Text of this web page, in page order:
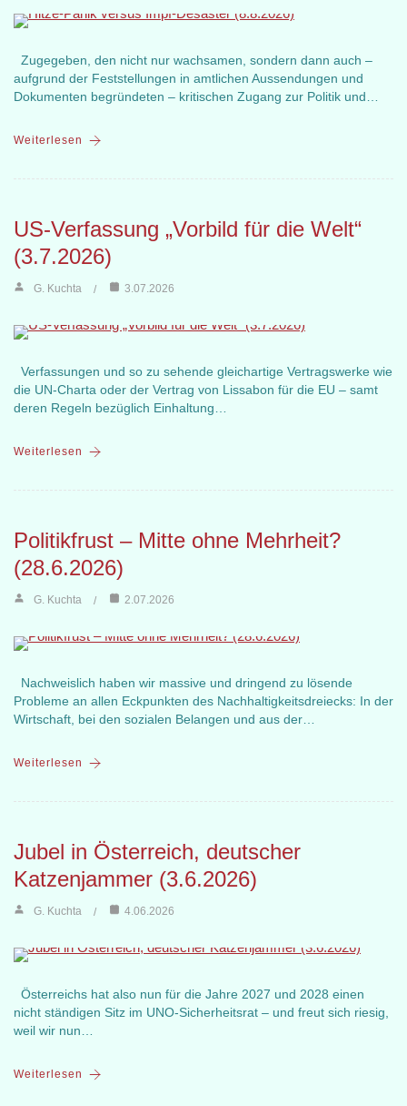
Zugegeben, den nicht nur wachsamen, sondern dann auch –
aufgrund der Feststellungen in amtlichen Aussendungen und
Dokumenten begründeten – kritischen Zugang zur Politik und…
Weiterlesen
US-Verfassung „Vorbild für die Welt“
(3.7.2026)
G. Kuchta 3.07.2026
Verfassungen und so zu sehende gleichartige Vertragswerke wie
die UN-Charta oder der Vertrag von Lissabon für die EU – samt
deren Regeln bezüglich Einhaltung…
Weiterlesen
Politikfrust – Mitte ohne Mehrheit?
(28.6.2026)
G. Kuchta 2.07.2026
Nachweislich haben wir massive und dringend zu lösende
Probleme an allen Eckpunkten des Nachhaltigkeitsdreiecks: In der
Wirtschaft, bei den sozialen Belangen und aus der…
Weiterlesen
Jubel in Österreich, deutscher
Katzenjammer (3.6.2026)
G. Kuchta 4.06.2026
Österreichs hat also nun für die Jahre 2027 und 2028 einen
nicht ständigen Sitz im UNO-Sicherheitsrat – und freut sich riesig,
weil wir nun…
Weiterlesen